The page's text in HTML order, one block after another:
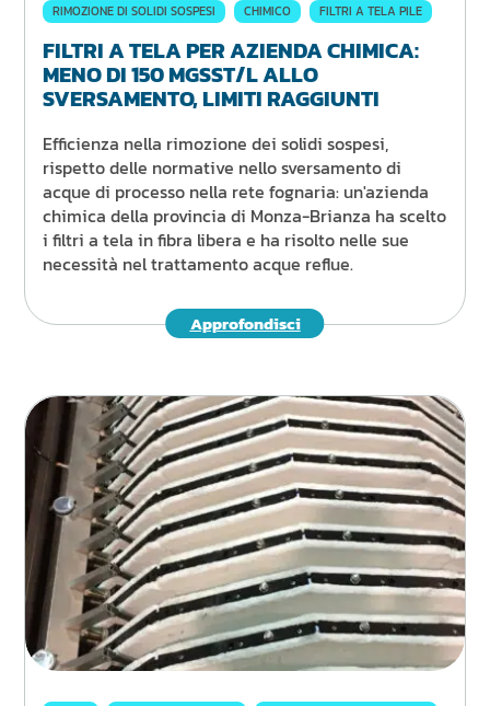
RIMOZIONE DI SOLIDI SOSPESI
CHIMICO FILTRI A TELA PILE
FILTRI A TELA PER AZIENDA CHIMICA:
MENO DI 150 MGSST/L ALLO
SVERSAMENTO, LIMITI RAGGIUNTI
Efficienza nella rimozione dei solidi sospesi,
rispetto delle normative nello sversamento di
acque di processo nella rete fognaria: un'azienda
chimica della provincia di Monza-Brianza ha scelto
i filtri a tela in fibra libera e ha risolto nelle sue
necessità nel trattamento acque reflue.
Approfondisci